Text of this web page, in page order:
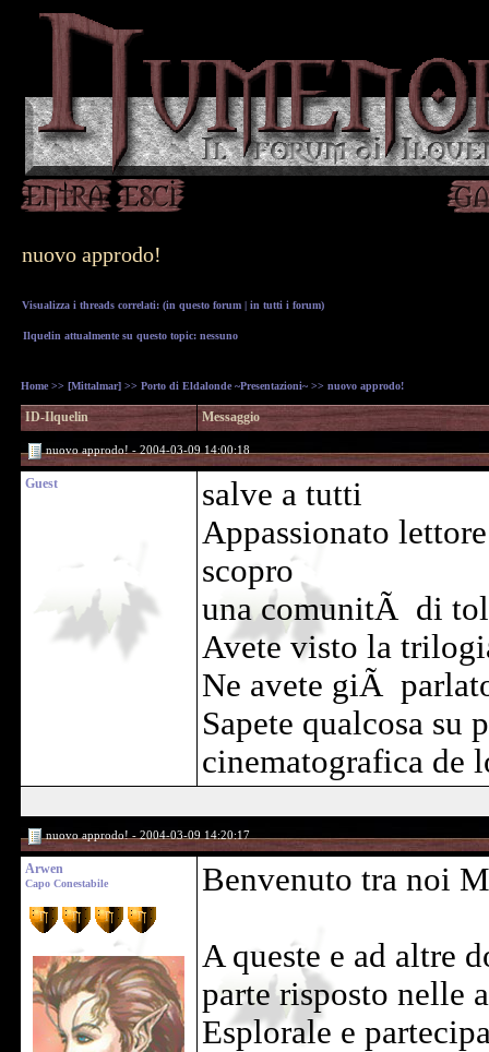
nuovo approdo!
Visualizza i threads correlati: (in questo forum | in tutti i forum)
Ilquelin attualmente su questo topic: nessuno
Home >> [Mittalmar] >> Porto di Eldalonde ~Presentazioni~ >> nuovo approdo!
ID-Ilquelin Messaggio
nuovo approdo! - 2004-03-09 14:00:18
Guest
salve a tutti
Appassionato
scopro
una comunitÃ di
Avete visto la
Ne avete giÃ
Sapete qualcosa
cinematografica de
nuovo approdo! - 2004-03-09 14:20:17
Arwen
Capo Conestabile Benvenuto tra noi
A queste e ad altre
parte risposto nelle
Esplorale e